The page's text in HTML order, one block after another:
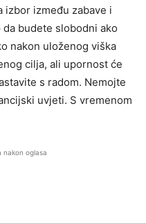
izbor između zabave i
budete slobodni ako
nakon uloženog viška
cilja, ali upornost će
s radom. Nemojte
uvjeti. S vremenom
nakon oglasa